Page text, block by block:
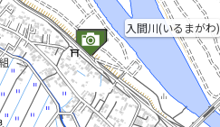
入間川(いるまがわ)